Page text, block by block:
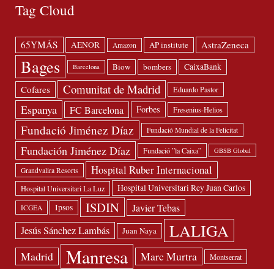
Tag Cloud
65YMÁS AENOR Amazon AP institute AstraZeneca
Bages Barcelona Biow bombers CaixaBank
Cofares Comunitat de Madrid Eduardo Pastor
Espanya FC Barcelona Forbes Fresenius-Helios
Fundació Jiménez Díaz Fundació Mundial de la Felicitat
Fundación Jiménez Díaz Fundació ”la Caixa” GBSB Global
Grandvalira Resorts Hospital Ruber Internacional
Hospital Universitari La Luz Hospital Universitari Rey Juan Carlos
ICGEA Ipsos ISDIN Javier Tebas
Jesús Sánchez Lambás Juan Naya LALIGA
Madrid Manresa Marc Murtra Montserrat